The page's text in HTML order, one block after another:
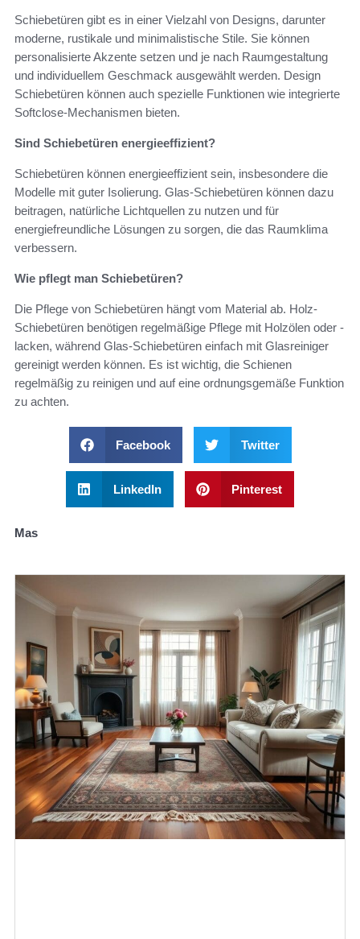
Schiebetüren gibt es in einer Vielzahl von Designs, darunter
moderne, rustikale und minimalistische Stile. Sie können
personalisierte Akzente setzen und je nach Raumgestaltung
und individuellem Geschmack ausgewählt werden. Design
Schiebetüren können auch spezielle Funktionen wie integrierte
Softclose-Mechanismen bieten.
Sind Schiebetüren energieeffizient?
Schiebetüren können energieeffizient sein, insbesondere die
Modelle mit guter Isolierung. Glas-Schiebetüren können dazu
beitragen, natürliche Lichtquellen zu nutzen und für
energiefreundliche Lösungen zu sorgen, die das Raumklima
verbessern.
Wie pflegt man Schiebetüren?
Die Pflege von Schiebetüren hängt vom Material ab. Holz-
Schiebetüren benötigen regelmäßige Pflege mit Holzölen oder -
lacken, während Glas-Schiebetüren einfach mit Glasreiniger
gereinigt werden können. Es ist wichtig, die Schienen
regelmäßig zu reinigen und auf eine ordnungsgemäße Funktion
zu achten.
Facebook Twitter
LinkedIn Pinterest
Mas